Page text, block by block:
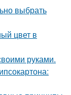
выбрать
цвет в
руками.